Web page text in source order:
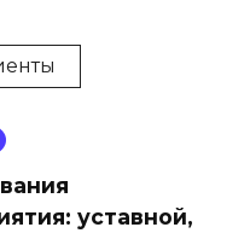
уставной,